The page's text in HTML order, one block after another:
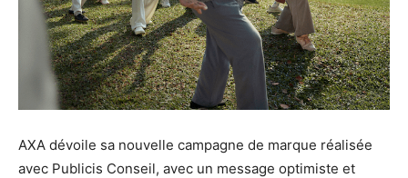
AXA dévoile sa nouvelle campagne de marque réalisée
avec Publicis Conseil, avec un message optimiste et